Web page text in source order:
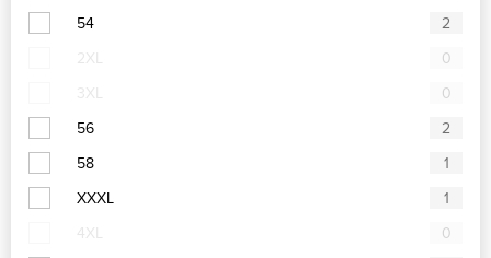
54
2
2XL
0
3XL
0
56
2
58
1
XXXL
1
4XL
0